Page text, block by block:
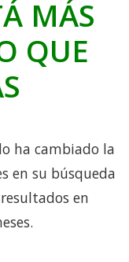
MÁS
QUE
ha cambiado la
en su búsqueda
en